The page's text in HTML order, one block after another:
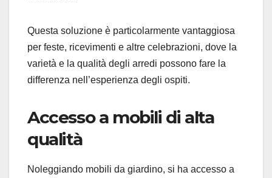
Questa soluzione è particolarmente vantaggiosa
per feste, ricevimenti e altre celebrazioni, dove la
varietà e la qualità degli arredi possono fare la
differenza nell’esperienza degli ospiti.
Accesso a mobili di alta
qualità
Noleggiando mobili da giardino, si ha accesso a